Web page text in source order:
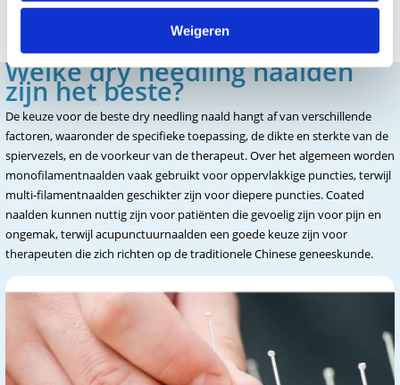
Weigeren
traditionele Chinese geneeskunde en hebben een dunner ontwerp
dan de meeste andere dry needling naalden.
Welke dry needling naalden
zijn het beste?
De keuze voor de beste dry needling naald hangt af van verschillende
factoren, waaronder de specifieke toepassing, de dikte en sterkte van de
spiervezels, en de voorkeur van de therapeut. Over het algemeen worden
monofilamentnaalden vaak gebruikt voor oppervlakkige puncties, terwijl
multi-filamentnaalden geschikter zijn voor diepere puncties. Coated
naalden kunnen nuttig zijn voor patiënten die gevoelig zijn voor pijn en
ongemak, terwijl acupunctuurnaalden een goede keuze zijn voor
therapeuten die zich richten op de traditionele Chinese geneeskunde.